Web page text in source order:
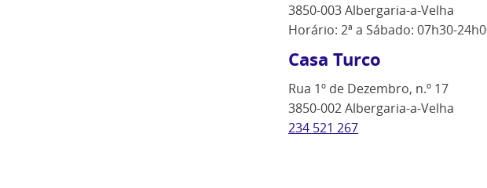
3850-003 Albergaria-a-Velha
Horário: 2ª a Sábado: 07h30-
Casa Turco
Rua 1º de Dezembro, n.º 17
3850-002 Albergaria-a-Velha
234 521 267